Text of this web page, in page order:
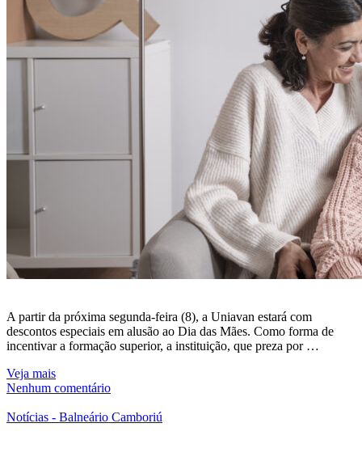
A partir da próxima segunda-feira (8), a Uniavan estará com
descontos especiais em alusão ao Dia das Mães. Como forma de
incentivar a formação superior, a instituição, que preza por …
Veja mais
Nenhum comentário
Notícias - Balneário Camboriú